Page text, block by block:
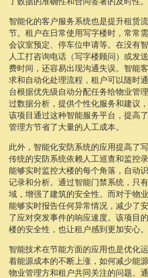
智能化的客户服务系统也是提升租赁
节。租户在日常使用写字楼时，常常
会议室预定、停车位申请等。在没有
人工打咨询电话（写字楼顾问）或发
费时间，还容易出现沟通失误。智能
求和自动化处理流程，租户可以随时
台根据优先级自动分配任务给物业管
过数据分析，提供个性化服务和建议
该项目通过这种智能服务平台，提高
管理方节省了大量的人工成本。
此外，智能化安防系统的应用提高了
传统的安防系统依赖人工巡查和监控
能够实时监控大楼的每个角落，自动
记录和分析。通过智能门禁系统，只
域，增强了建筑的安全性。而对于物
能够实时报告任何异常情况，减少了
了应对突发事件的响应速度。该项目
楼的安全性，也让租户感到更加安心。
智能技术在节能方面的应用也是优化
着能源成本的不断上涨，如何减少能
物业管理方和租户共同关注的问题。